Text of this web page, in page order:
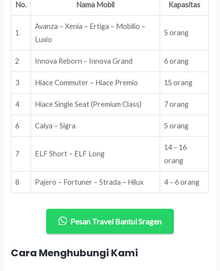
No. Nama Mobil Kapasitas
1
Avanza – Xenia – Ertiga – Mobilio –
Luxio
5 orang
2 Innova Reborn – Innova Grand 6 orang
3 Hiace Commuter – Hiace Premio 15 orang
4 Hiace Single Seat (Premium Class) 7 orang
6 Calya – Sigra 5 orang
7 ELF Short – ELF Long
14 – 16
orang
8 Pajero – Fortuner – Strada – Hilux 4 – 6 orang
Pesan Travel Bantul Sragen
Cara Menghubungi Kami